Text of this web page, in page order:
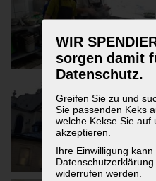
WIR
sorgen damit
Datenschutz.
Greifen Sie zu und
Sie passenden Keks
welche Kekse Sie auf
akzeptieren.
Ihre Einwilligung
widerrufen werden.